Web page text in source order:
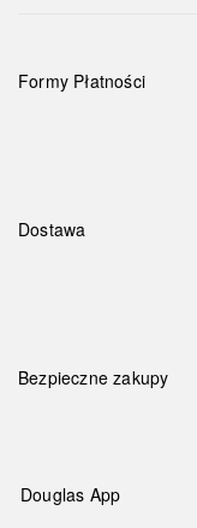
Formy Płatności
Dostawa
Bezpieczne zakupy
Douglas App